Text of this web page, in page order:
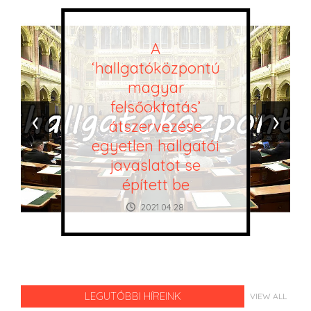
A
‘hallgatóközpontú
magyar
felsőoktatás’
átszervezése
egyetlen hallgatói
javaslatot se
épített be
2021.04.28.
‹ ›
LEGUTÓBBI HÍREINK VIEW ALL